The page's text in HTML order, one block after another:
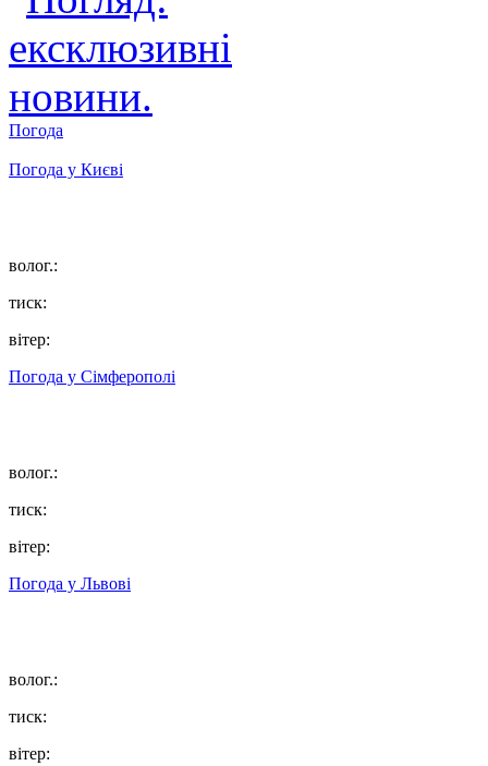
Погода
Погода у Києві
волог.:
тиск:
вітер:
Погода у Сімферополі
волог.:
тиск:
вітер:
Погода у Львові
волог.:
тиск:
вітер: